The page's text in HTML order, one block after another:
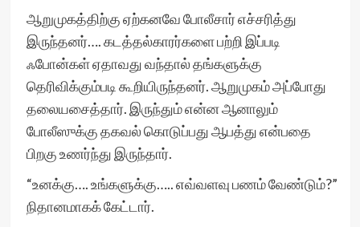
ஆறுமுகத்திற்கு ஏற்கனவே போலீசார் எச்சரித்து
இருந்தனர்…. கடத்தல்காரர்களை பற்றி இப்படி
ஃபோன்கள் ஏதாவது வந்தால் தங்களுக்கு
தெரிவிக்கும்படி கூறியிருந்தனர். ஆறுமுகம் அப்போது
தலையசைத்தார். இருந்தும் என்ன ஆனாலும்
போலீஸுக்கு தகவல் கொடுப்பது ஆபத்து என்பதை
பிறகு உணர்ந்து இருந்தார்.
“உனக்கு…. உங்களுக்கு….. எவ்வளவு பணம் வேண்டும்?”
நிதானமாகக் கேட்டார்.